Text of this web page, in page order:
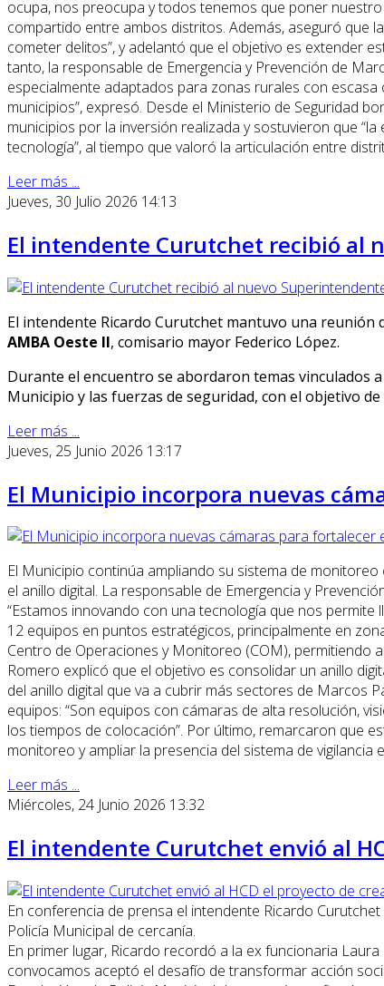
ocupa, nos preocupa y todos tenemos que poner
compartido entre ambos distritos. Además, aseguró que
cometer delitos”, y adelantó que el objetivo es extender
tanto, la responsable de Emergencia y Prevención de
especialmente adaptados para zonas rurales con escasa
municipios”, expresó. Desde el Ministerio de Seguridad
municipios por la inversión realizada y sostuvieron que
tecnología”, al tiempo que valoró la articulación entre
Leer más ...
Jueves, 30 Julio 2026 14:13
El intendente Curutchet recibió al
El intendente Ricardo Curutchet mantuvo una
AMBA Oeste II, comisario mayor Federico López.
Durante el encuentro se abordaron temas vinculados
Municipio y las fuerzas de seguridad, con el objetivo
Leer más ...
Jueves, 25 Junio 2026 13:17
El Municipio incorpora nuevas
El Municipio continúa ampliando su sistema de
el anillo digital. La responsable de Emergencia y
“Estamos innovando con una tecnología que nos
12 equipos en puntos estratégicos, principalmente en
Centro de Operaciones y Monitoreo (COM), permitiendo
Romero explicó que el objetivo es consolidar un anillo
del anillo digital que va a cubrir más sectores de Marcos
equipos: “Son equipos con cámaras de alta resolución,
los tiempos de colocación”. Por último, remarcaron que
monitoreo y ampliar la presencia del sistema de
Leer más ...
Miércoles, 24 Junio 2026 13:32
El intendente Curutchet envió al
En conferencia de prensa el intendente Ricardo
Policía Municipal de cercanía.
En primer lugar, Ricardo recordó a la ex funcionaria
convocamos aceptó el desafío de transformar acción